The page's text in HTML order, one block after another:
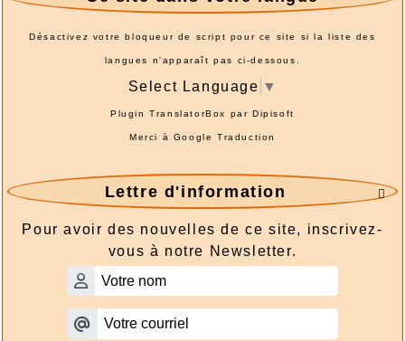
Désactivez votre bloqueur de script pour ce site si la liste des
langues n'apparaît pas ci-dessous.
Select Language ▼
Plugin TranslatorBox parDipisoft
Merci à Google Traduction

Lettre d'information
Pour avoir des nouvelles de ce site, inscrivez-
vous à notre Newsletter.